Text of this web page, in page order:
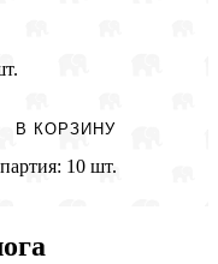
В КОРЗИНУ
10 шт.